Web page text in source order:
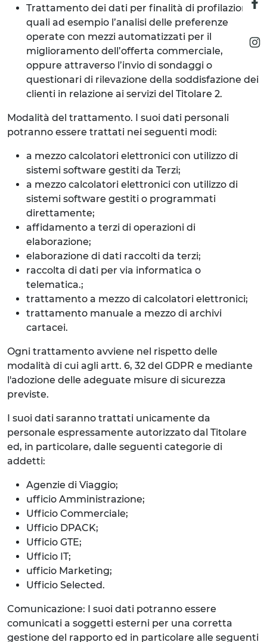
Trattamento dei dati per finalità di profilazione,
quali ad esempio l’analisi delle preferenze
operate con mezzi automatizzati per il
miglioramento dell’offerta commerciale,
oppure attraverso l’invio di sondaggi o
questionari di rilevazione della soddisfazione dei
clienti in relazione ai servizi del Titolare 2.
Modalità del trattamento. I suoi dati personali
potranno essere trattati nei seguenti modi:
a mezzo calcolatori elettronici con utilizzo di
sistemi software gestiti da Terzi;
a mezzo calcolatori elettronici con utilizzo di
sistemi software gestiti o programmati
direttamente;
affidamento a terzi di operazioni di
elaborazione;
elaborazione di dati raccolti da terzi;
raccolta di dati per via informatica o
telematica.;
trattamento a mezzo di calcolatori elettronici;
trattamento manuale a mezzo di archivi
cartacei.
Ogni trattamento avviene nel rispetto delle
modalità di cui agli artt. 6, 32 del GDPR e mediante
l'adozione delle adeguate misure di sicurezza
previste.
I suoi dati saranno trattati unicamente da
personale espressamente autorizzato dal Titolare
ed, in particolare, dalle seguenti categorie di
addetti:
Agenzie di Viaggio;
ufficio Amministrazione;
Ufficio Commerciale;
Ufficio DPACK;
Ufficio GTE;
Ufficio IT;
ufficio Marketing;
Ufficio Selected.
Comunicazione: I suoi dati potranno essere
comunicati a soggetti esterni per una corretta
gestione del rapporto ed in particolare alle seguenti